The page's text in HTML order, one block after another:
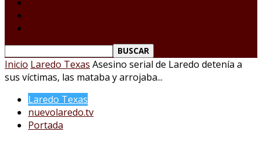
Inicio Laredo Texas Asesino serial de Laredo detenía a
sus víctimas, las mataba y arrojaba...
Laredo Texas
nuevolaredo.tv
Portada